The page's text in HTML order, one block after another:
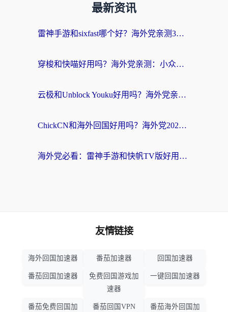
最新资讯
雷神手游和sixfast哪个好？海外党亲测3款回国加速器，教你选对不踩坑
穿梭和快喵好用吗？海外党亲测：小众加速器对比+番茄加速器深度体验
云极和Unblock Youku好用吗？海外党亲测+2026回国加速器避坑指南
ChickCN和海外回国好用吗？海外党2026亲测：从手游到影音，选对加速器的3个关键
海外党必看：雷神手游和快帆TV版好用吗？3步选对回国加速器不踩坑
友情链接
海外回国加速器 番茄加速器 回国加速器
番茄回国加速器
免费回国游戏加
速器
一键回国加速器
番茄免费回国加 番茄回国VPN 番茄海外回国加